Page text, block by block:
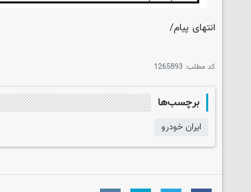
انتهای پیام/
کد مطلب: 1265893
برچسب‌ها
ایران خودرو